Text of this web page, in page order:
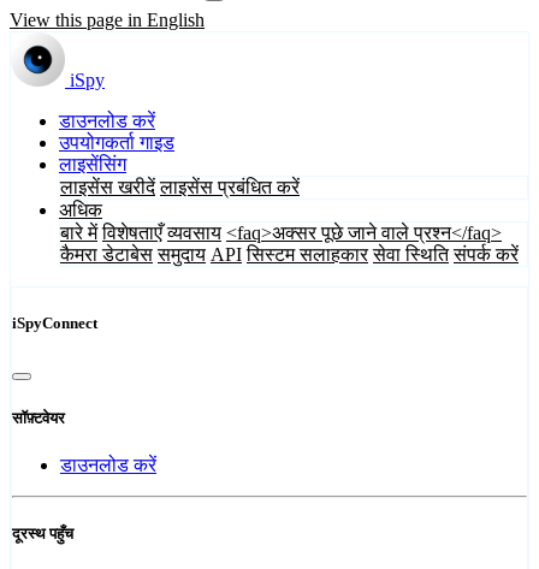
View this page in English
iSpy
डाउनलोड करें
उपयोगकर्ता गाइड
लाइसेंसिंग
लाइसेंस खरीदें लाइसेंस प्रबंधित करें
अधिक
बारे में विशेषताएँ व्यवसाय <faq>अक्सर पूछे जाने वाले प्रश्न</faq>
कैमरा डेटाबेस समुदाय API सिस्टम सलाहकार सेवा स्थिति संपर्क करें
iSpyConnect
सॉफ़्टवेयर
डाउनलोड करें
दूरस्थ पहुँच